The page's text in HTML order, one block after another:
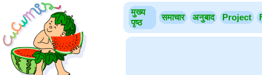
मुख्य
पृष्ठ
समाचार अनुबाद Project